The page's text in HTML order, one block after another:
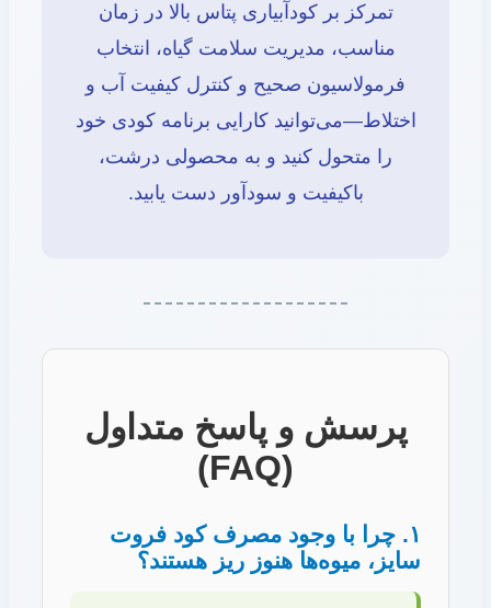
تمرکز بر کودآبیاری پتاس بالا در زمان
مناسب، مدیریت سلامت گیاه، انتخاب
فرمولاسیون صحیح و کنترل کیفیت آب و
اختلاط—می‌توانید کارایی برنامه کودی خود
را متحول کنید و به محصولی درشت،
باکیفیت و سودآور دست یابید.
پرسش و پاسخ متداول
۱. چرا با وجود مصرف کود فروت
سایز، میوه‌ها هنوز ریز هستند؟